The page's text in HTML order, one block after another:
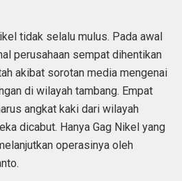
tidak selalu mulus. Pada awal
perusahaan sempat dihentikan
akibat sorotan media mengenai
di wilayah tambang. Empat
angkat kaki dari wilayah
dicabut. Hanya Gag Nikel yang
operasinya oleh